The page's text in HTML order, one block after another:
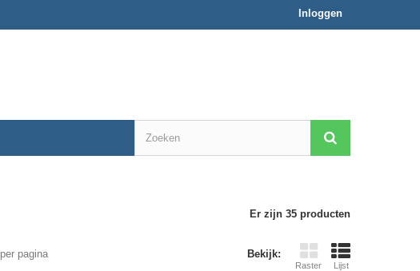
Inloggen
Er zijn 35 producten
Bekijk:
Raster Lijst
per pagina